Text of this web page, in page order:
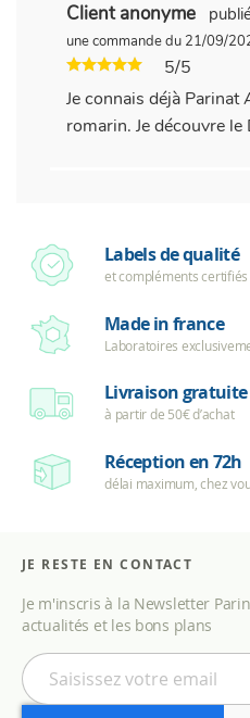
Client anonyme
une commande du 21/09/
5/5
Je connais déjà
romarin. Je découvre
Labels de qualité
et compléments certifiés
Made in france
Laboratoires
Livraison gratuite
à partir de 50€ d’achat
Réception en 72h
délai maximum, chez
JE RESTE EN CONTACT
Je m'inscris à la Newsletter
actualités et les bons plans
I
n
s